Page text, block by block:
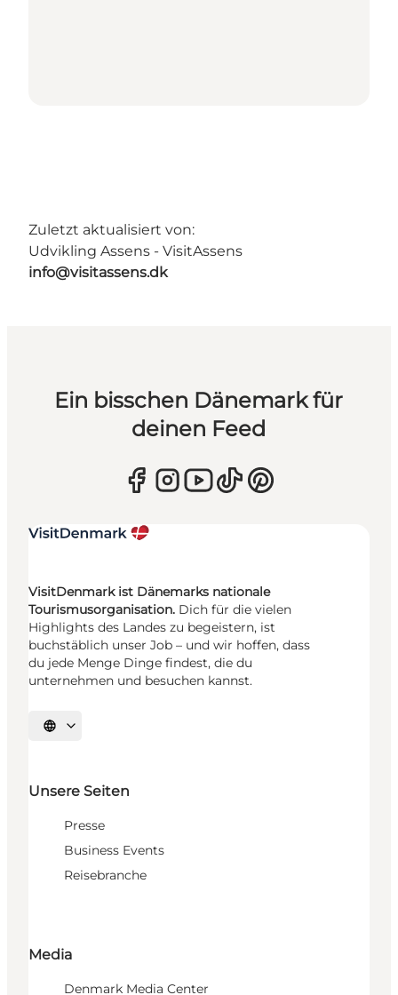
Zuletzt aktualisiert von:
Udvikling Assens - VisitAssens
info@visitassens.dk
Ein bisschen Dänemark für
deinen Feed
VisitDenmark ist Dänemarks nationale
Tourismusorganisation. Dich für die vielen
Highlights des Landes zu begeistern, ist
buchstäblich unser Job – und wir hoffen, dass
du jede Menge Dinge findest, die du
unternehmen und besuchen kannst.
Sprache auswählen
Unsere Seiten
Presse
Business Events
Reisebranche
Media
Denmark Media Center